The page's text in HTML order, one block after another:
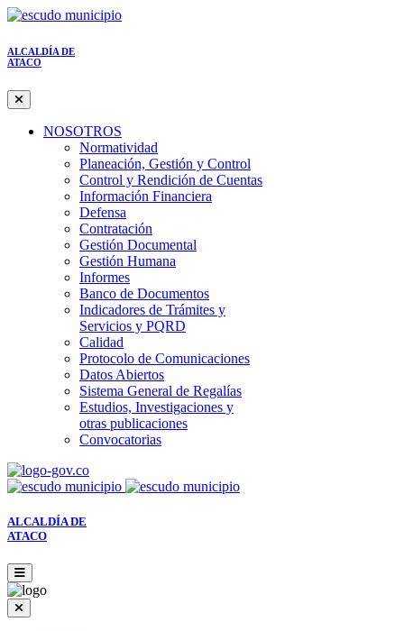
ALCALDÍA DE
ATACO
NOSOTROS
Normatividad
Planeación, Gestión y Control
Control y Rendición de Cuentas
Información Financiera
Defensa
Contratación
Gestión Documental
Gestión Humana
Informes
Banco de Documentos
Indicadores de Trámites y
Servicios y PQRD
Calidad
Protocolo de Comunicaciones
Datos Abiertos
Sistema General de Regalías
Estudios, Investigaciones y
otras publicaciones
Convocatorias
ALCALDÍA DE
ATACO